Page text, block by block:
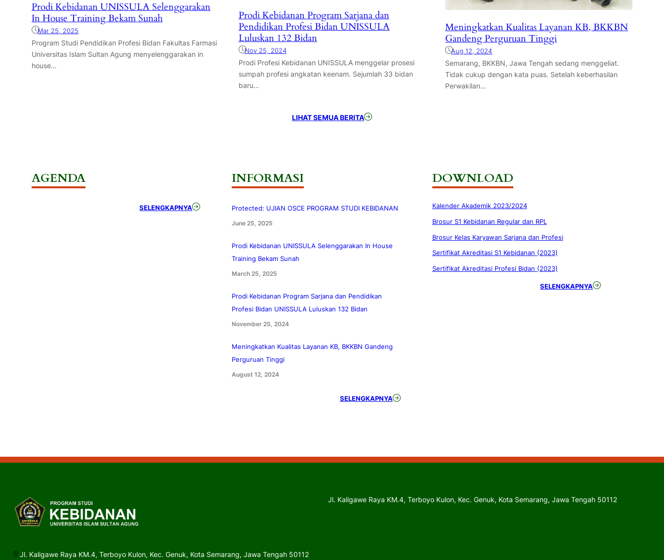
Prodi Kebidanan UNISSULA Selenggarakan
In House Training Bekam Sunah
Mar 25, 2025
Program Studi Pendidikan Profesi Bidan Fakultas Farmasi
Universitas Islam Sultan Agung menyelenggarakan in
house…
Prodi Kebidanan Program Sarjana dan
Pendidikan Profesi Bidan UNISSULA
Luluskan 132 Bidan
Nov 25, 2024
Prodi Profesi Kebidanan UNISSULA menggelar prosesi
sumpah profesi angkatan keenam. Sejumlah 33 bidan
baru…
Meningkatkan Kualitas Layanan KB, BKKBN
Gandeng Perguruan Tinggi
Aug 12, 2024
Semarang, BKKBN, Jawa Tengah sedang menggeliat.
Tidak cukup dengan kata puas. Setelah keberhasilan
Perwakilan…
LIHAT SEMUA BERITA
AGENDA
SELENGKAPNYA
INFORMASI
Protected: UJIAN OSCE PROGRAM STUDI KEBIDANAN
June 25, 2025
Prodi Kebidanan UNISSULA Selenggarakan In House
Training Bekam Sunah
March 25, 2025
Prodi Kebidanan Program Sarjana dan Pendidikan
Profesi Bidan UNISSULA Luluskan 132 Bidan
November 25, 2024
Meningkatkan Kualitas Layanan KB, BKKBN Gandeng
Perguruan Tinggi
August 12, 2024
SELENGKAPNYA
DOWNLOAD
Kalender Akademik 2023/2024
Brosur S1 Kebidanan Regular dan RPL
Brosur Kelas Karyawan Sarjana dan Profesi
Sertifikat Akreditasi S1 Kebidanan (2023)
Sertifikat Akreditasi Profesi Bidan (2023)
SELENGKAPNYA
Jl. Kaligawe Raya KM.4, Terboyo Kulon, Kec. Genuk, Kota Semarang, Jawa Tengah 50112
Jl. Kaligawe Raya KM.4, Terboyo Kulon, Kec. Genuk, Kota Semarang, Jawa Tengah 50112